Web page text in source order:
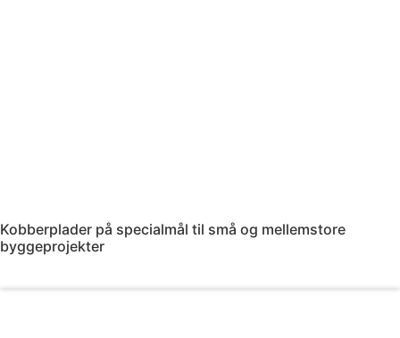
Kobberplader på specialmål til små og mellemstore
byggeprojekter